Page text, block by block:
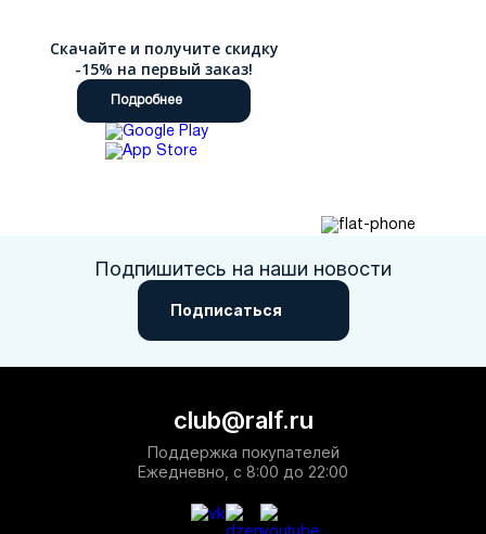
Скачайте и получите скидку
-15% на первый заказ!
Подробнее
Подпишитесь на наши новости
Подписаться
club@ralf.ru
Поддержка покупателей
Ежедневно, с 8:00 до 22:00